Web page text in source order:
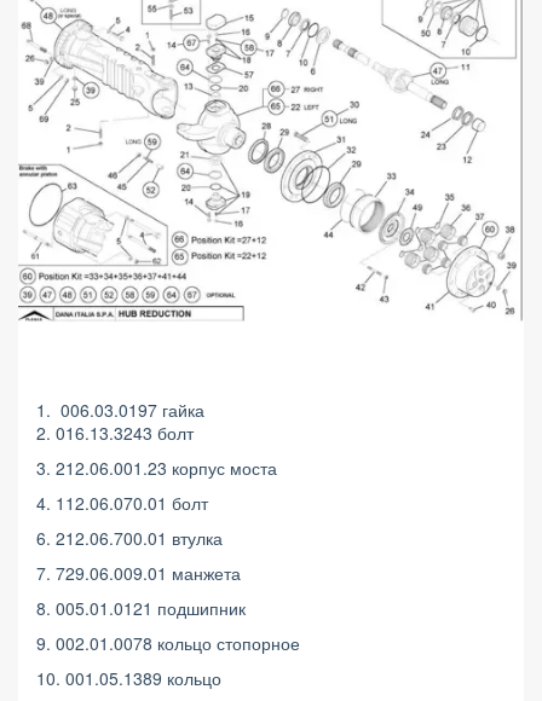
1. 006.03.0197 гайка
2. 016.13.3243 болт
3. 212.06.001.23 корпус моста
4. 112.06.070.01 болт
6. 212.06.700.01 втулка
7. 729.06.009.01 манжета
8. 005.01.0121 подшипник
9. 002.01.0078 кольцо стопорное
10. 001.05.1389 кольцо